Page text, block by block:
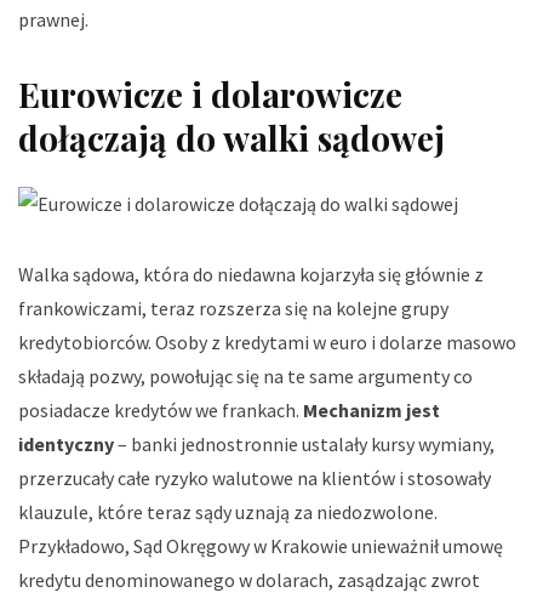
prawnej.
Eurowicze i dolarowicze
dołączają do walki sądowej
Walka sądowa, która do niedawna kojarzyła się głównie z
frankowiczami, teraz rozszerza się na kolejne grupy
kredytobiorców. Osoby z kredytami w euro i dolarze masowo
składają pozwy, powołując się na te same argumenty co
posiadacze kredytów we frankach. Mechanizm jest
identyczny– banki jednostronnie ustalały kursy wymiany,
przerzucały całe ryzyko walutowe na klientów i stosowały
klauzule, które teraz sądy uznają za niedozwolone.
Przykładowo, Sąd Okręgowy w Krakowie unieważnił umowę
kredytu denominowanego w dolarach, zasądzając zwrot